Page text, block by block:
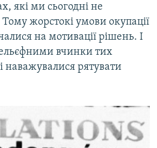
які ми сьогодні не
жорстокі умови окупації
на мотивації рішень. І
вчинки тих
наважувалися рятувати